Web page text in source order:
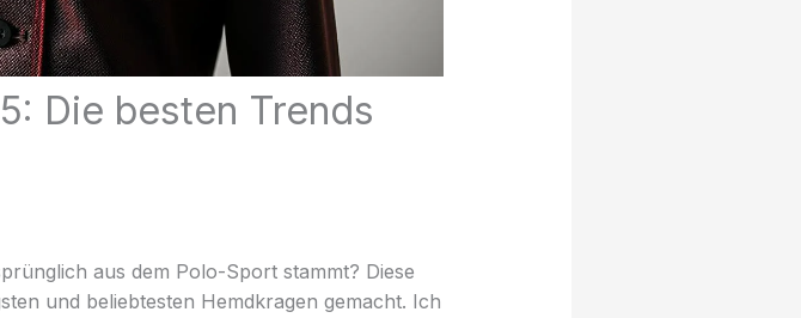
Die besten Trends
aus dem Polo-Sport stammt? Diese
und beliebtesten Hemdkragen gemacht. Ich